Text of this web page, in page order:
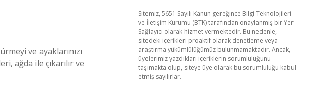
ve ayaklarınızı
ağda ile çıkarılır ve
Sitemiz, 5651 Sayılı Kanun gereğince Bilgi Teknolojileri
ve İletişim Kurumu (BTK) tarafından onaylanmış bir Yer
Sağlayıcı olarak hizmet vermektedir. Bu nedenle,
sitedeki içerikleri proaktif olarak denetleme veya
araştırma yükümlülüğümüz bulunmamaktadır. Ancak,
üyelerimiz yazdıkları içeriklerin sorumluluğunu
taşımakta olup, siteye üye olarak bu sorumluluğu kabul
etmiş sayılırlar.